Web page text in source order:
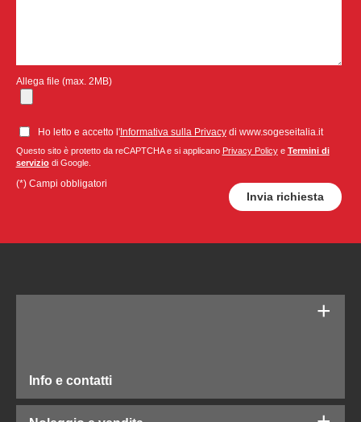
Allega file (max. 2MB)
Ho letto e accetto l'Informativa sulla Privacydi www.sogeseitalia.it
Questo sito è protetto da reCAPTCHA e si applicano Privacy Policye Termini di
serviziodi Google.
(*) Campi obbligatori
Info e contatti